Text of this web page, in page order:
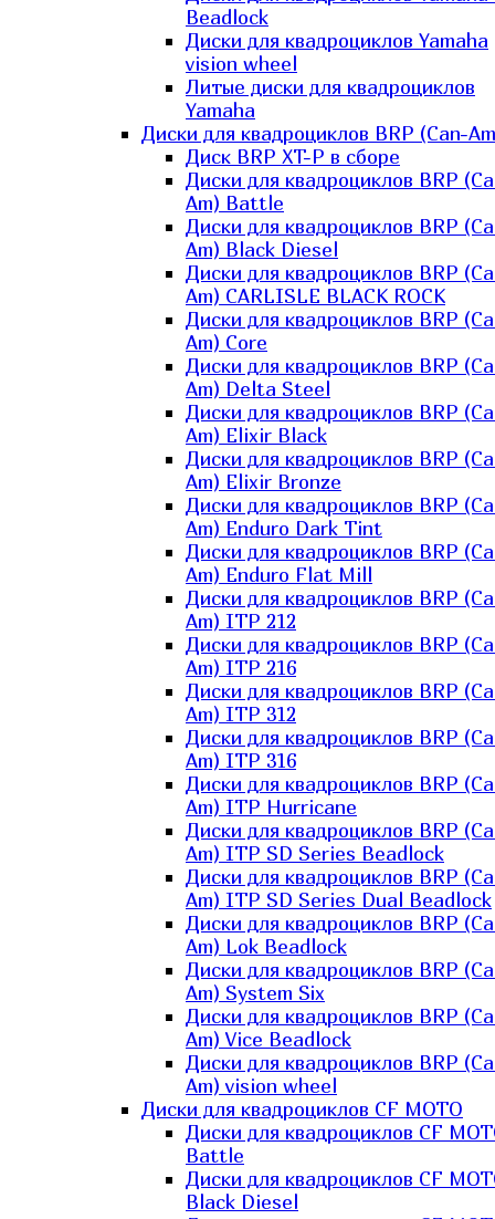
Beadlock
Диски для квадроциклов Yamaha
vision wheel
Литые диски для квадроциклов
Yamaha
Диски для квадроциклов BRP (Can-
Диск BRP XT-P в сборе
Диски для квадроциклов BRP
Am) Battle
Диски для квадроциклов BRP
Am) Black Diesel
Диски для квадроциклов BRP
Am) CARLISLE BLACK ROCK
Диски для квадроциклов BRP
Am) Core
Диски для квадроциклов BRP
Am) Delta Steel
Диски для квадроциклов BRP
Am) Elixir Black
Диски для квадроциклов BRP
Am) Elixir Bronze
Диски для квадроциклов BRP
Am) Enduro Dark Tint
Диски для квадроциклов BRP
Am) Enduro Flat Mill
Диски для квадроциклов BRP
Am) ITP 212
Диски для квадроциклов BRP
Am) ITP 216
Диски для квадроциклов BRP
Am) ITP 312
Диски для квадроциклов BRP
Am) ITP 316
Диски для квадроциклов BRP
Am) ITP Hurricane
Диски для квадроциклов BRP
Am) ITP SD Series Beadlock
Диски для квадроциклов BRP
Am) ITP SD Series Dual Beadlock
Диски для квадроциклов BRP
Am) Lok Beadlock
Диски для квадроциклов BRP
Am) System Six
Диски для квадроциклов BRP
Am) Vice Beadlock
Диски для квадроциклов BRP
Am) vision wheel
Диски для квадроциклов CF MOTO
Диски для квадроциклов CF
Battle
Диски для квадроциклов CF
Black Diesel